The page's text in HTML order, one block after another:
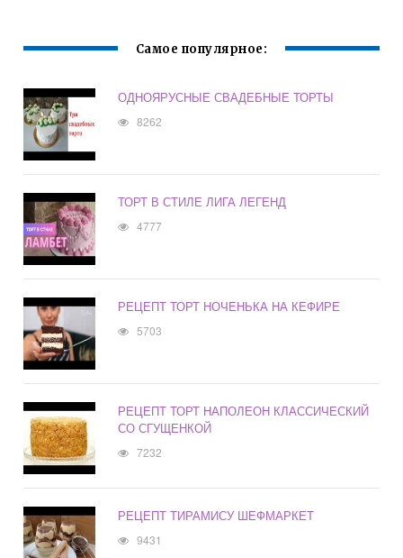
Самое популярное:
ОДНОЯРУСНЫЕ СВАДЕБНЫЕ ТОРТЫ
8262
ТОРТ В СТИЛЕ ЛИГА ЛЕГЕНД
4777
РЕЦЕПТ ТОРТ НОЧЕНЬКА НА КЕФИРЕ
5703
РЕЦЕПТ ТОРТ НАПОЛЕОН КЛАССИЧЕСКИЙ
СО СГУЩЕНКОЙ
7232
РЕЦЕПТ ТИРАМИСУ ШЕФМАРКЕТ
9431